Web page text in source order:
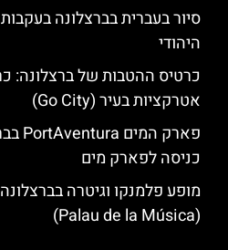
סיור בעברית בברצלונה
היהודי
כרטיס ההטבות של ברצלונה:
אטרקציות בעיר (Go City)
כניסה לפארק מים
מופע פלמנקו וגיטרה
(Palau de la Música)